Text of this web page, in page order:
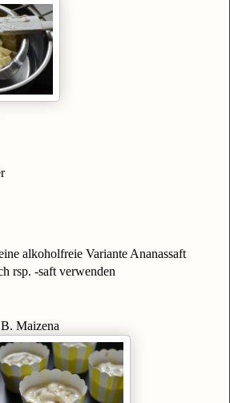
alkoholfreie Variante Ananassaft
rsp. -saft verwenden
Maizena